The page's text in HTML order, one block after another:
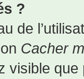
?
de
Cacher
visible